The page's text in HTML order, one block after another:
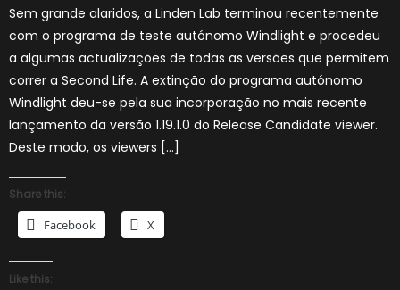
Sem grande alaridos, a Linden Lab terminou recentemente
com o programa de teste autónomo Windlight e procedeu
a algumas actualizações de todas as versões que permitem
correr a Second Life. A extinção do programa autónomo
Windlight deu-se pela sua incorporação no mais recente
lançamento da versão 1.19.1.0 do Release Candidate viewer.
Deste modo, os viewers […]
Share this:
Facebook X
Like this: